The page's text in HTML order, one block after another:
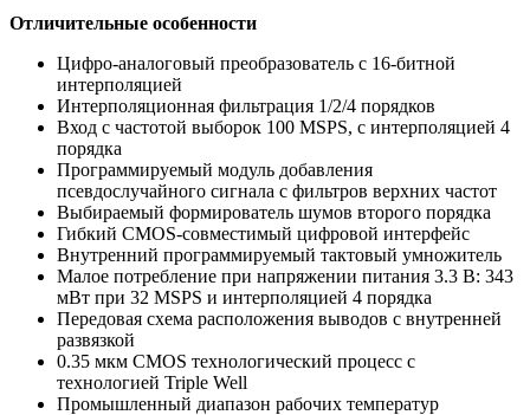
Отличительные особенности
Цифро-аналоговый преобразователь с 16-битной
интерполяцией
Интерполяционная фильтрация 1/2/4 порядков
Вход с частотой выборок 100 MSPS, с интерполяцией 4
порядка
Программируемый модуль добавления
псевдослучайного сигнала с фильтров верхних частот
Выбираемый формирователь шумов второго порядка
Гибкий CMOS-совместимый цифровой интерфейс
Внутренний программируемый тактовый умножитель
Малое потребление при напряжении питания 3.3 В: 343
мВт при 32 MSPS и интерполяцией 4 порядка
Передовая схема расположения выводов с внутренней
развязкой
0.35 мкм CMOS технологический процесс с
технологией Triple Well
Промышленный диапазон рабочих температур